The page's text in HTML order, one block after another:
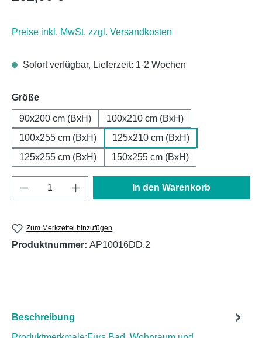
Preise inkl. MwSt. zzgl. Versandkosten
Sofort verfügbar, Lieferzeit: 1-2 Wochen
Größeauswählen
90x200 cm (BxH)
100x210 cm (BxH)
100x255 cm (BxH)
125x210 cm (BxH)
125x255 cm (BxH)
150x255 cm (BxH)
Produkt Anzahl: Gib den gewünschten
In den Warenkorb
Zum Merkzettel hinzufügen
Produktnummer: AP10016DD.2
Beschreibung